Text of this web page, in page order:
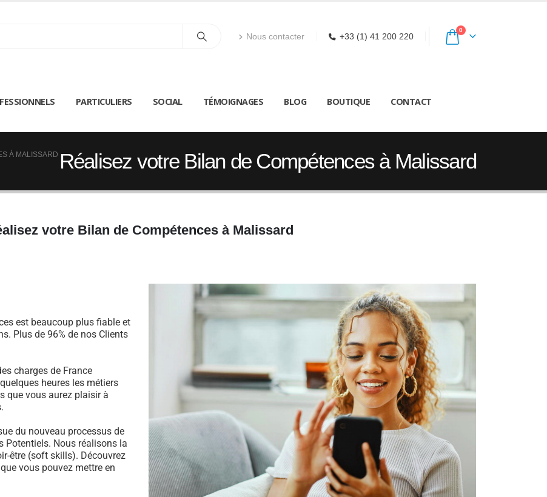
Nous contacter +33 (1) 41 200 220
0
PARTICULIERS SOCIAL TÉMOIGNAGES BLOG BOUTIQUE CONTACT
Réalisez votre Bilan de Compétences à Malissard
À MALISSARD
votre Bilan de Compétences à Malissard
est beaucoup plus fiable et
Plus de 96% de nos Clients
charges de France
heures les métiers
que vous aurez plaisir à
du nouveau processus de
Potentiels. Nous réalisons la
être (soft skills). Découvrez
vous pouvez mettre en